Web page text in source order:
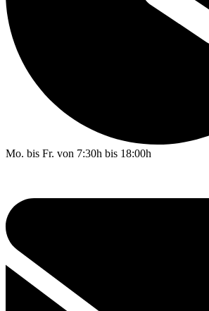
Mo. bis Fr. von 7:30h bis 18:00h